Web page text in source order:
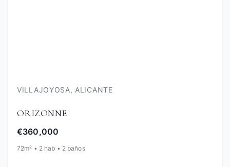
VILLAJOYOSA, ALICANTE
ORIZONNE
€360,000
72m² • 2 hab • 2 baños